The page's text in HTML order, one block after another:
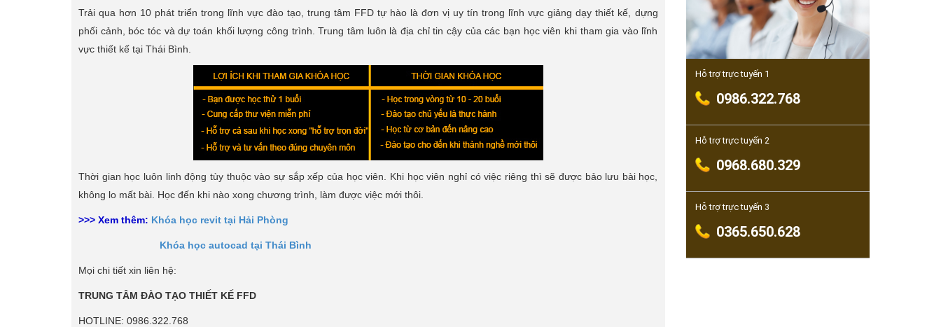
Trải qua hơn 10 phát triển trong lĩnh vực đào tạo, trung tâm FFD tự hào là đơn vị uy tín trong lĩnh vực giảng dạy thiết kế, dựng
phối cảnh, bóc tóc và dự toán khối lượng công trình. Trung tâm luôn là địa chỉ tin cậy của các bạn học viên khi tham gia vào lĩnh
vực thiết kế tại Thái Bình.
Thời gian học luôn linh động tùy thuộc vào sự sắp xếp của học viên. Khi học viên nghỉ có việc riêng thì sẽ được bảo lưu bài học,
không lo mất bài. Học đến khi nào xong chương trình, làm được việc mới thôi.
>>> Xem thêm: Khóa học revit tại Hải Phòng
Khóa học autocad tại Thái Bình
Mọi chi tiết xin liên hệ:
TRUNG TÂM ĐÀO TẠO THIẾT KẾ FFD
HOTLINE: 0986.322.768
Hỗ trợ trực tuyến 1
0986.322.768
Hỗ trợ trực tuyến 2
0968.680.329
Hỗ trợ trực tuyến 3
0365.650.628